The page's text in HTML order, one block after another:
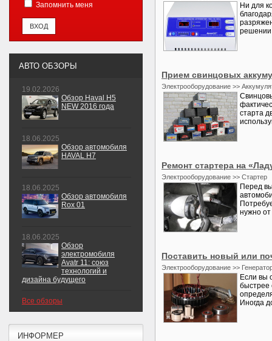
Ни для
решении
Прием свинцовых
Электрооборудование >>
старта
Ремонт стартера на
Электрооборудование >> Стартер
Перед
нужно от
Поставить новый или
Электрооборудование >>
Если вы
быстрее
Иногда
Запомнить меня
АВТО ОБЗОРЫ
19.02.2026
Обзор Haval H5
NEW 2016 года
18.06.2025
Обзор автомобиля
HAVAL H7
18.06.2025
Обзор автомобиля
Rox 01
18.06.2025
Обзор
электромобиля
Avatr 11: союз
технологий и
дизайна будущего
Все обзоры
ИНФОРМЕР